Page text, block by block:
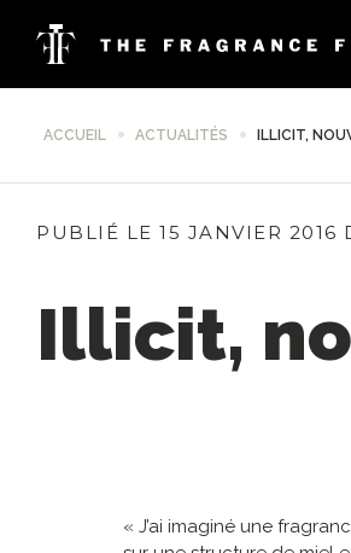
ACCUEIL ACTUALITÉS ILLICIT,
PUBLIÉ LE 15 JANVIER 2016
Illicit,
« J’ai imaginé une